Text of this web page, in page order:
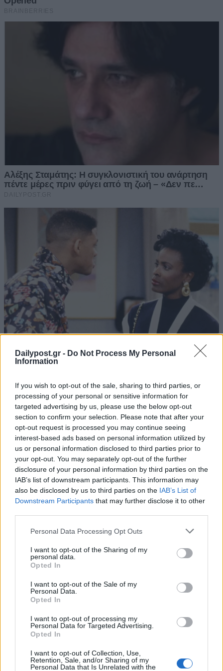
Dailypost.gr - Do Not Process My Personal
Information
If you wish to opt-out of the sale, sharing to third parties, or
processing of your personal or sensitive information for
targeted advertising by us, please use the below opt-out
section to confirm your selection. Please note that after your
opt-out request is processed you may continue seeing
interest-based ads based on personal information utilized by
us or personal information disclosed to third parties prior to
your opt-out. You may separately opt-out of the further
disclosure of your personal information by third parties on the
IAB’s list of downstream participants. This information may
also be disclosed by us to third parties on the IAB’s List of
Downstream Participants that may further disclose it to other
Personal Data Processing Opt Outs
I want to opt-out of the Sharing of my
personal data.
Opted In
I want to opt-out of the Sale of my
Personal Data.
Opted In
I want to opt-out of processing my
Personal Data for Targeted Advertising.
Opted In
I want to opt-out of Collection, Use,
Retention, Sale, and/or Sharing of my
Personal Data that Is Unrelated with the